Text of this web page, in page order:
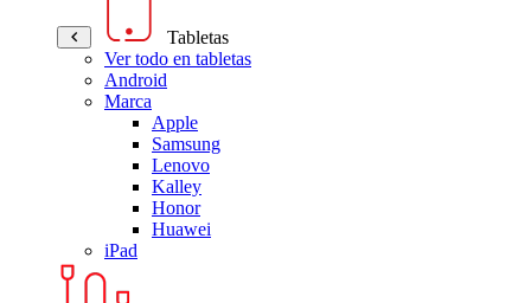
Tabletas
Ver todo en tabletas
Android
Marca
Apple
Samsung
Lenovo
Kalley
Honor
Huawei
iPad